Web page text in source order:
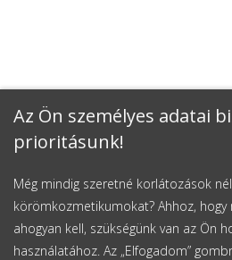
Az Ön személyes adatai
prioritásunk!
Még mindig szeretné korlátozások
körömkozmetikumokat? Ahhoz,
ahogyan kell, szükségünk van az Ön
használatához. Az „Elfogadom”